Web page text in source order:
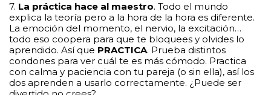
7. La práctica hace al maestro. Todo el mundo
explica la teoría pero a la hora de la hora es diferente.
La emoción del momento, el nervio, la excitación…
todo eso coopera para que te bloquees y olvides lo
aprendido. Así que PRACTICA. Prueba distintos
condones para ver cuál te es más cómodo. Practica
con calma y paciencia con tu pareja (o sin ella), así los
dos aprenden a usarlo correctamente. ¿Puede ser